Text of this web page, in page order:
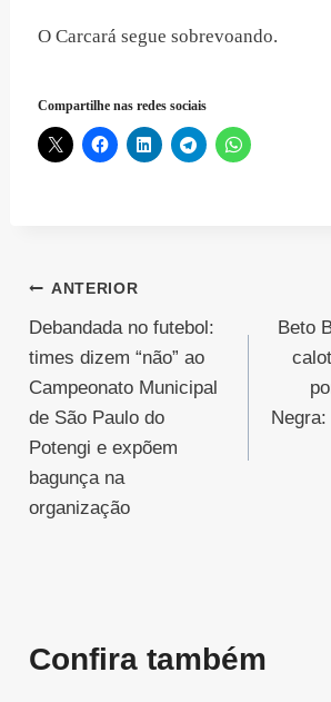
O Carcará segue sobrevoando.
Compartilhe nas redes sociais
Navegação
de
Post
ANTERIOR
Debandada no futebol:
times dizem “não” ao
Campeonato Municipal
de São Paulo do
Potengi e expõem
bagunça na
organização
Beto
Negra:
Confira também